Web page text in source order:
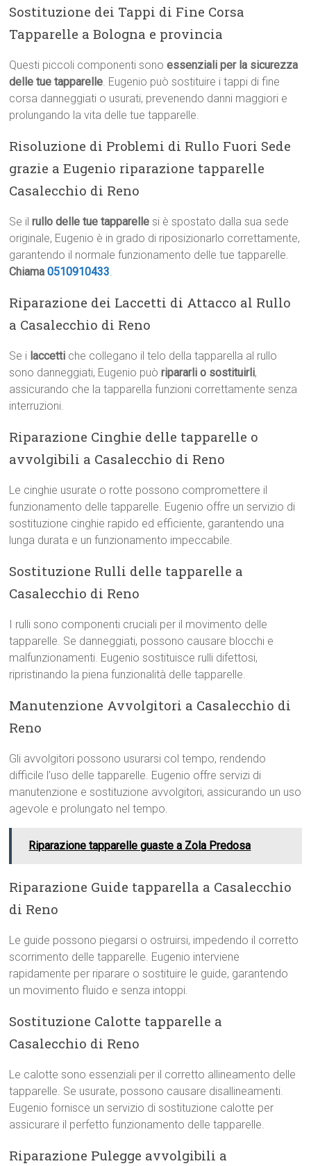
Sostituzione dei Tappi di Fine Corsa
Tapparelle a Bologna e provincia
Questi piccoli componenti sonoessenziali per la sicurezza
delle tue tapparelle. Eugenio può sostituire i tappi di fine
corsa danneggiati o usurati, prevenendo danni maggiori e
prolungando la vita delle tue tapparelle.
Risoluzione di Problemi di Rullo Fuori Sede
grazie a Eugenio riparazione tapparelle
Casalecchio di Reno
Se ilrullo delle tue tapparelle si è spostato dalla sua sede
originale, Eugenio è in grado di riposizionarlo correttamente,
garantendo il normale funzionamento delle tue tapparelle.
Chiama0510910433.
Riparazione dei Laccetti di Attacco al Rullo
a Casalecchio di Reno
Se i laccetti che collegano il telo della tapparella al rullo
sono danneggiati, Eugenio puòripararli o sostituirli,
assicurando che la tapparella funzioni correttamente senza
interruzioni.
Riparazione Cinghie delle tapparelle o
avvolgibili a Casalecchio di Reno
Le cinghie usurate o rotte possono compromettere il
funzionamento delle tapparelle. Eugenio offre un servizio di
sostituzione cinghie rapido ed efficiente, garantendo una
lunga durata e un funzionamento impeccabile.
Sostituzione Rulli delle tapparelle a
Casalecchio di Reno
I rulli sono componenti cruciali per il movimento delle
tapparelle. Se danneggiati, possono causare blocchi e
malfunzionamenti. Eugenio sostituisce rulli difettosi,
ripristinando la piena funzionalità delle tapparelle.
Manutenzione Avvolgitori a Casalecchio di
Reno
Gli avvolgitori possono usurarsi col tempo, rendendo
difficile l’uso delle tapparelle. Eugenio offre servizi di
manutenzione e sostituzione avvolgitori, assicurando un uso
agevole e prolungato nel tempo.
Riparazione tapparelle guaste a Zola Predosa
Riparazione Guide tapparella a Casalecchio
di Reno
Le guide possono piegarsi o ostruirsi, impedendo il corretto
scorrimento delle tapparelle. Eugenio interviene
rapidamente per riparare o sostituire le guide, garantendo
un movimento fluido e senza intoppi.
Sostituzione Calotte tapparelle a
Casalecchio di Reno
Le calotte sono essenziali per il corretto allineamento delle
tapparelle. Se usurate, possono causare disallineamenti.
Eugenio fornisce un servizio di sostituzione calotte per
assicurare il perfetto funzionamento delle tapparelle.
Riparazione Pulegge avvolgibili a